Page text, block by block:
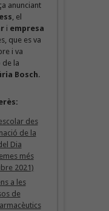
anunciant
, el
i empresa
que es va
i va
de la
Bosch.
des
de la
Dia
més
2021)
a les
de